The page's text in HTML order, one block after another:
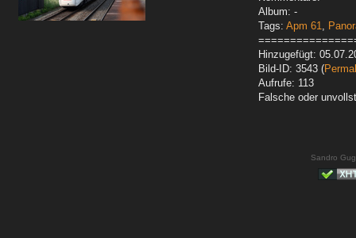
Album: -
Tags: Apm 61,
Hinzugefügt:
Bild-ID: 3543 (
Aufrufe: 113
Falsche oder
Sandro